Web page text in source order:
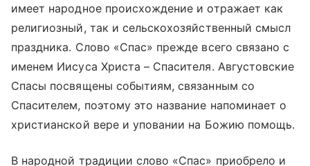
имеет народное происхождение и отражает как
религиозный, так и сельскохозяйственный смысл
праздника. Слово «Спас» прежде всего связано с
именем Иисуса Христа – Спасителя. Августовские
Спасы посвящены событиям, связанным со
Спасителем, поэтому это название напоминает о
христианской вере и уповании на Божию помощь.
В народной традиции слово «Спас» приобрело и